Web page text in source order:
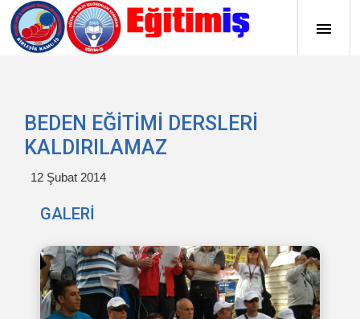
BEDEN EĞİTİMİ DERSLERİ
KALDIRILAMAZ
12 Şubat 2014
GALERİ